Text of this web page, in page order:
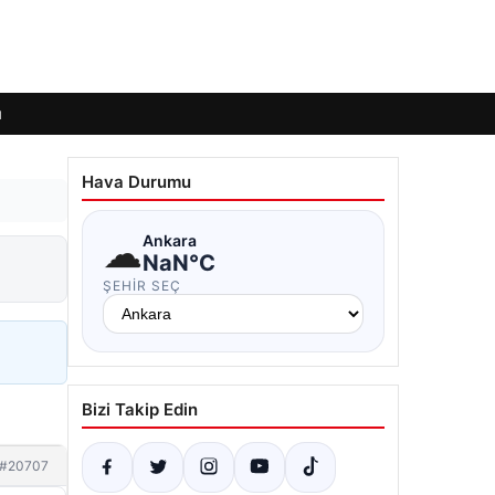
#20707
Hava Durumu
☁Ankara
NaN°C
ŞEHIR SEÇ
Bizi Takip Edin